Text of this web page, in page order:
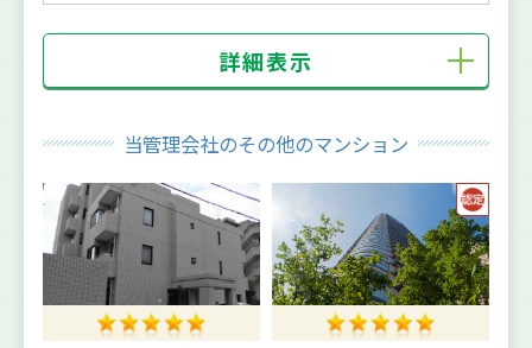
詳細表示
当管理会社のその他のマンション